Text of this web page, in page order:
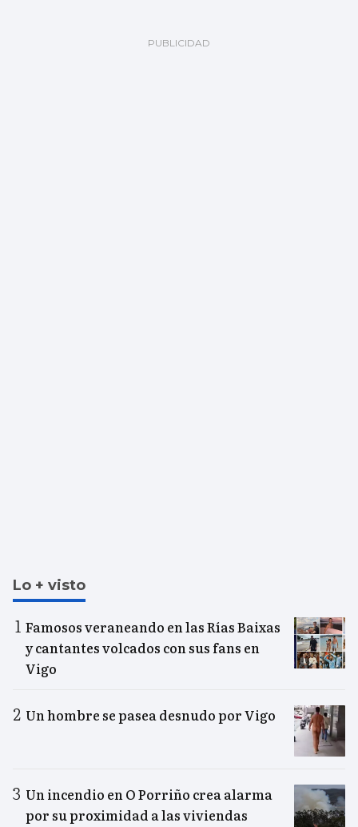
Lo + visto
Famosos veraneando en las Rías Baixas
y cantantes volcados con sus fans en
Vigo
Un hombre se pasea desnudo por Vigo
Un incendio en O Porriño crea alarma
por su proximidad a las viviendas